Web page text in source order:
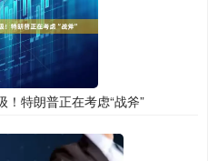
特朗普正在考虑“战斧”